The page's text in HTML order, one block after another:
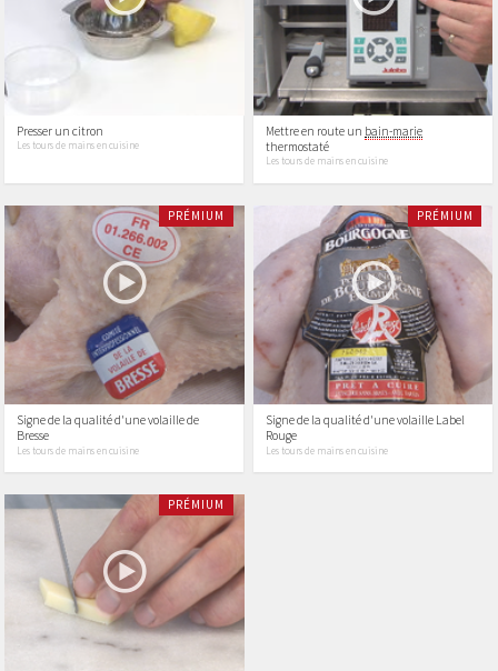
Presser un citron
Les tours de mains en cuisine
Mettre en route un bain-marie
thermostaté
Les tours de mains en cuisine
PRÉMIUM
Signe de la qualité d'une volaille de
Bresse
Les tours de mains en cuisine
PRÉMIUM
Signe de la qualité d'une volaille Label
Rouge
Les tours de mains en cuisine
PRÉMIUM